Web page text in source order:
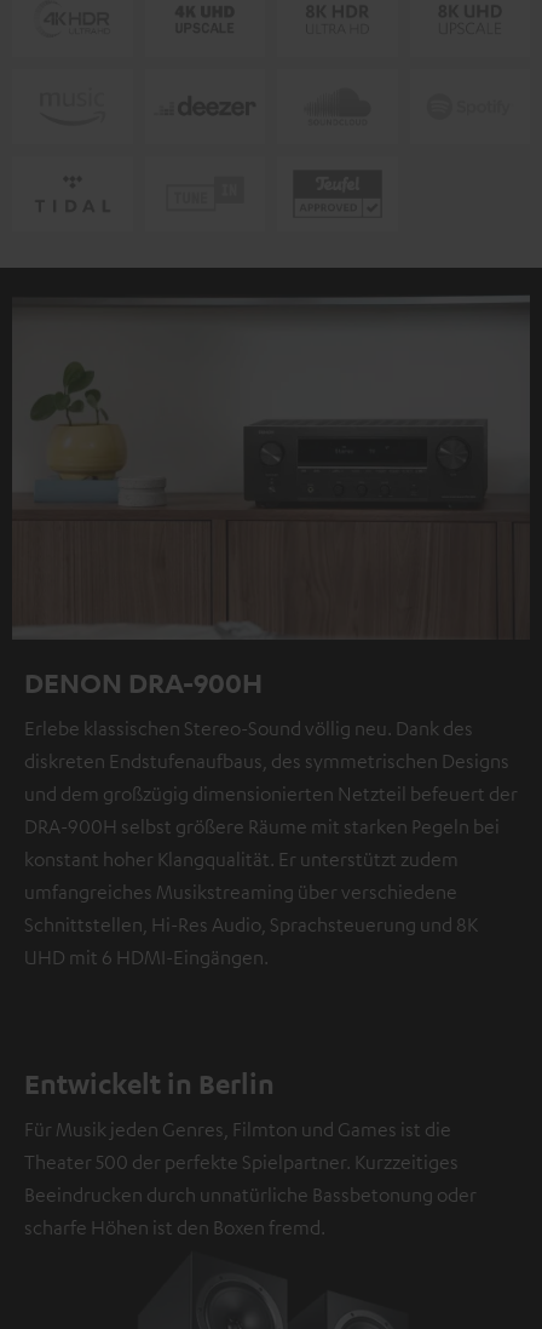
DENON DRA-900H
Erlebe klassischen Stereo-Sound völlig neu. Dank des
diskreten Endstufenaufbaus, des symmetrischen Designs
und dem großzügig dimensionierten Netzteil befeuert der
DRA-900H selbst größere Räume mit starken Pegeln bei
konstant hoher Klangqualität. Er unterstützt zudem
umfangreiches Musikstreaming über verschiedene
Schnittstellen, Hi-Res Audio, Sprachsteuerung und 8K
UHD mit 6 HDMI-Eingängen.
Entwickelt in Berlin
Für Musik jeden Genres, Filmton und Games ist die
Theater 500 der perfekte Spielpartner. Kurzzeitiges
Beeindrucken durch unnatürliche Bassbetonung oder
scharfe Höhen ist den Boxen fremd.